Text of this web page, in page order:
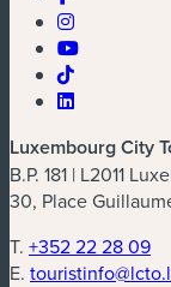
Luxembourg City
B.P. 181 | L2011
30, Place
T. +352 22 28 09
E.